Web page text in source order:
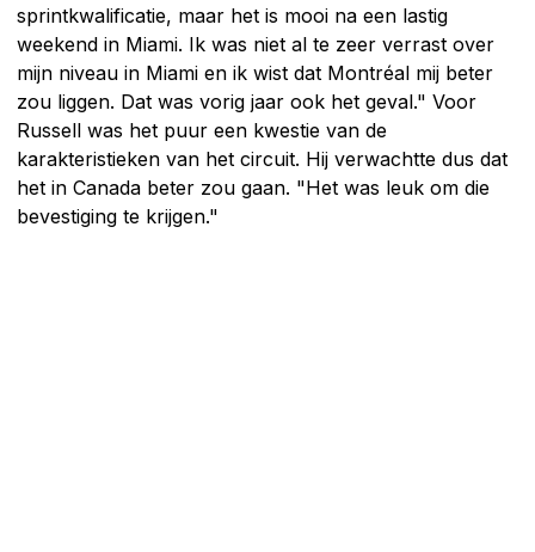
sprintkwalificatie, maar het is mooi na een lastig
weekend in Miami. Ik was niet al te zeer verrast over
mijn niveau in Miami en ik wist dat Montréal mij beter
zou liggen. Dat was vorig jaar ook het geval." Voor
Russell was het puur een kwestie van de
karakteristieken van het circuit. Hij verwachtte dus dat
het in Canada beter zou gaan. "Het was leuk om die
bevestiging te krijgen."